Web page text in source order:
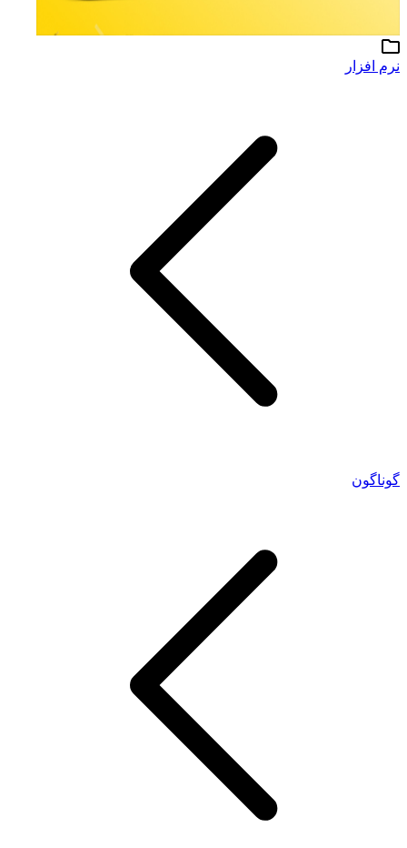
نرم افزار
گوناگون